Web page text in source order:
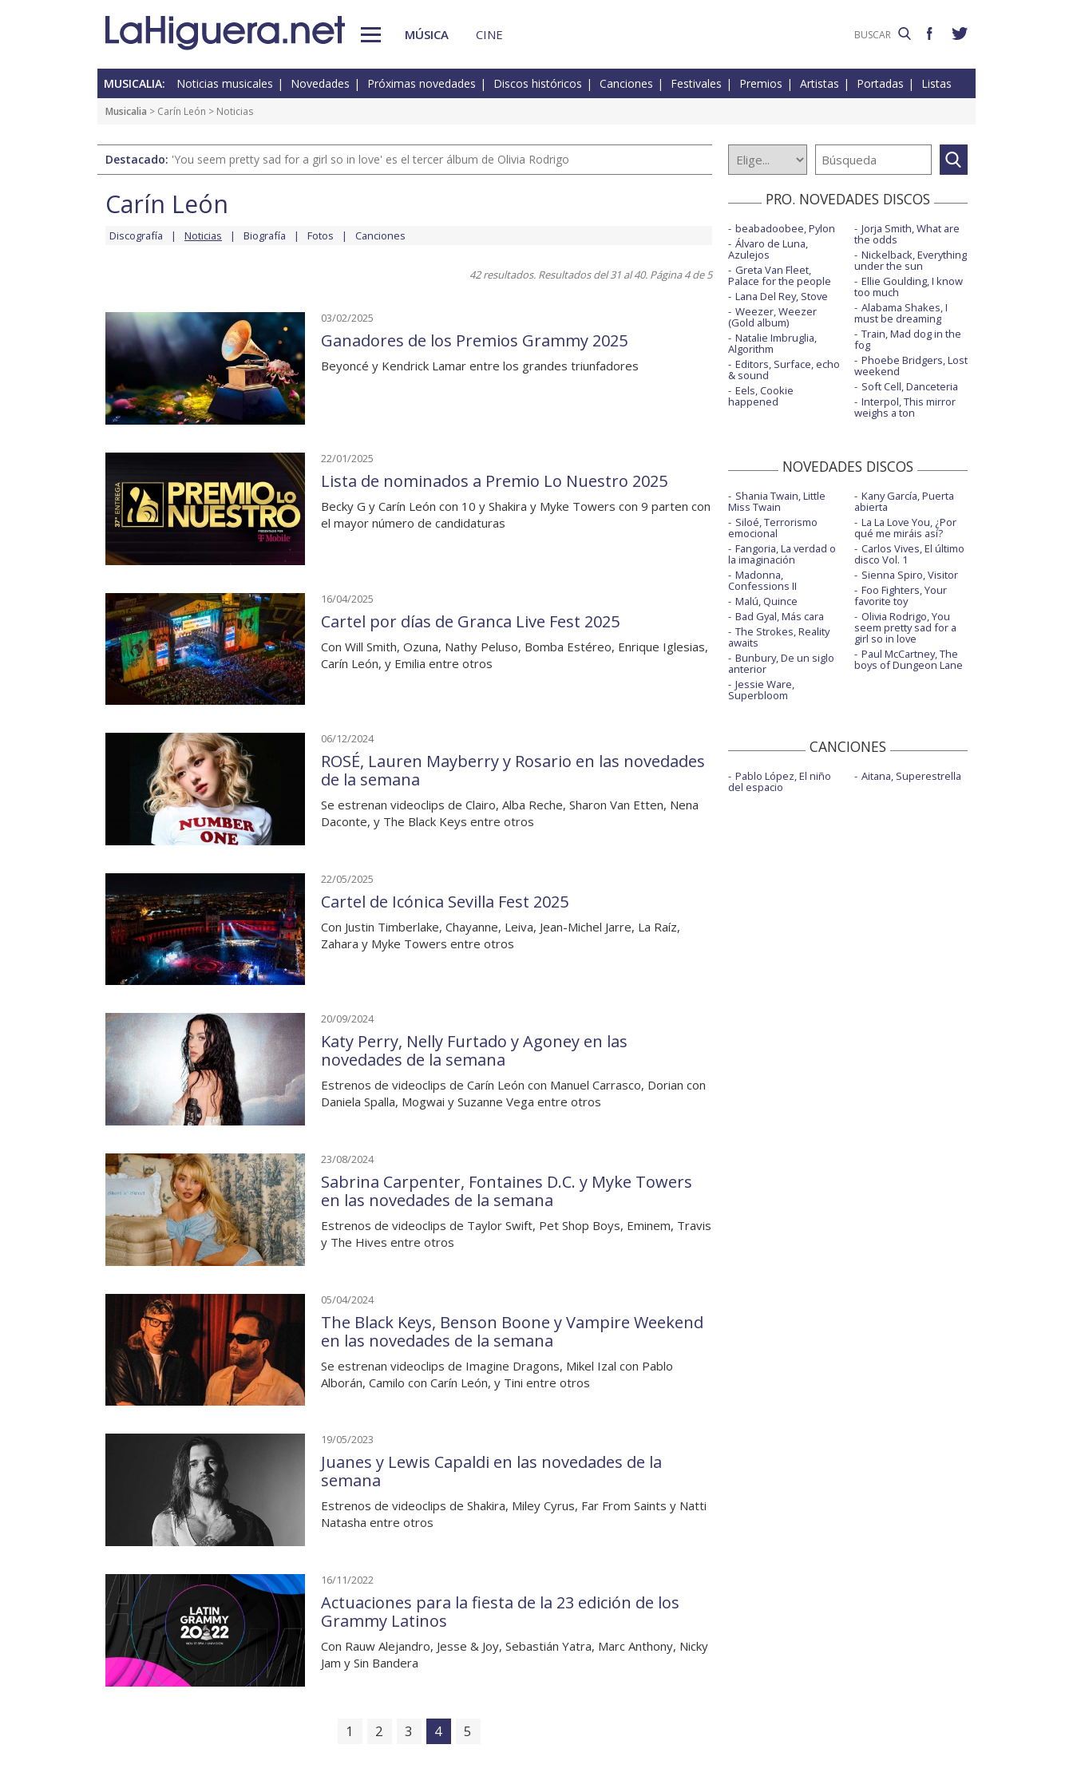
MÚSICA CINE
MUSICALIA: Noticias musicales Novedades Próximas novedades Discos históricos Canciones Festivales Premios Artistas Portadas Listas
Musicalia > Carín León > Noticias
Destacado: 'You seem pretty sad for a girl so in love' es el tercer álbum de Olivia Rodrigo
Carín León
Discografía Noticias Biografía Fotos Canciones
42 resultados. Resultados del 31 al 40. Página 4 de 5
03/02/2025
Ganadores de los Premios Grammy 2025
Beyoncé y Kendrick Lamar entre los grandes triunfadores
22/01/2025
Lista de nominados a Premio Lo Nuestro 2025
Becky G y Carín León con 10 y Shakira y Myke Towers con 9 parten con
el mayor número de candidaturas
16/04/2025
Cartel por días de Granca Live Fest 2025
Con Will Smith, Ozuna, Nathy Peluso, Bomba Estéreo, Enrique Iglesias,
Carín León, y Emilia entre otros
06/12/2024
ROSÉ, Lauren Mayberry y Rosario en las novedades
de la semana
Se estrenan videoclips de Clairo, Alba Reche, Sharon Van Etten, Nena
Daconte, y The Black Keys entre otros
22/05/2025
Cartel de Icónica Sevilla Fest 2025
Con Justin Timberlake, Chayanne, Leiva, Jean-Michel Jarre, La Raíz,
Zahara y Myke Towers entre otros
20/09/2024
Katy Perry, Nelly Furtado y Agoney en las
novedades de la semana
Estrenos de videoclips de Carín León con Manuel Carrasco, Dorian con
Daniela Spalla, Mogwai y Suzanne Vega entre otros
23/08/2024
Sabrina Carpenter, Fontaines D.C. y Myke Towers
en las novedades de la semana
Estrenos de videoclips de Taylor Swift, Pet Shop Boys, Eminem, Travis
y The Hives entre otros
05/04/2024
The Black Keys, Benson Boone y Vampire Weekend
en las novedades de la semana
Se estrenan videoclips de Imagine Dragons, Mikel Izal con Pablo
Alborán, Camilo con Carín León, y Tini entre otros
19/05/2023
Juanes y Lewis Capaldi en las novedades de la
semana
Estrenos de videoclips de Shakira, Miley Cyrus, Far From Saints y Natti
Natasha entre otros
16/11/2022
Actuaciones para la fiesta de la 23 edición de los
Grammy Latinos
Con Rauw Alejandro, Jesse & Joy, Sebastián Yatra, Marc Anthony, Nicky
Jam y Sin Bandera
1 2 3 4 5
PRO. NOVEDADES DISCOS
beabadoobee, Pylon
Álvaro de Luna,
Azulejos
Greta Van Fleet,
Palace for the people
Lana Del Rey, Stove
Weezer, Weezer
(Gold album)
Natalie Imbruglia,
Algorithm
Editors, Surface, echo
& sound
Eels, Cookie
happened
Jorja Smith, What are
the odds
Nickelback, Everything
under the sun
Ellie Goulding, I know
too much
Alabama Shakes, I
must be dreaming
Train, Mad dog in the
fog
Phoebe Bridgers, Lost
weekend
Soft Cell, Danceteria
Interpol, This mirror
weighs a ton
NOVEDADES DISCOS
Shania Twain, Little
Miss Twain
Siloé, Terrorismo
emocional
Fangoria, La verdad o
la imaginación
Madonna,
Confessions II
Malú, Quince
Bad Gyal, Más cara
The Strokes, Reality
awaits
Bunbury, De un siglo
anterior
Jessie Ware,
Superbloom
Kany García, Puerta
abierta
La La Love You, ¿Por
qué me miráis así?
Carlos Vives, El último
disco Vol. 1
Sienna Spiro, Visitor
Foo Fighters, Your
favorite toy
Olivia Rodrigo, You
seem pretty sad for a
girl so in love
Paul McCartney, The
boys of Dungeon Lane
CANCIONES
Pablo López, El niño
del espacio
Aitana, Superestrella